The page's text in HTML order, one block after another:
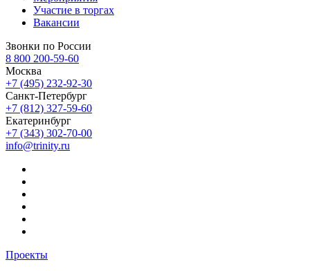
Участие в торгах
Вакансии
Звонки по России
8 800 200-59-60
Москва
+7 (495) 232-92-30
Санкт-Петербург
+7 (812) 327-59-60
Екатеринбург
+7 (343) 302-70-00
info@trinity.ru
Проекты